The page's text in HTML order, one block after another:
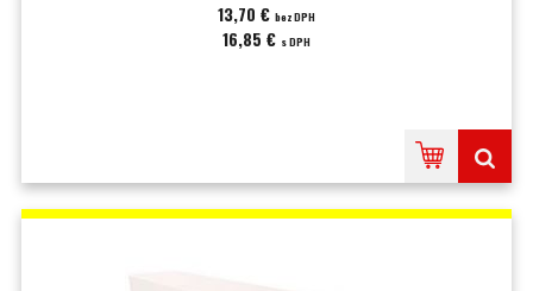
13,70 € bez DPH
16,85 € s DPH